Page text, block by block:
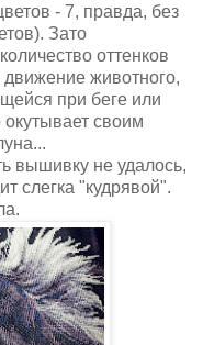
- 7, правда, без
Зато
оттенков
животного,
при беге или
своим
вышивку не удалось,
слегка "кудрявой".